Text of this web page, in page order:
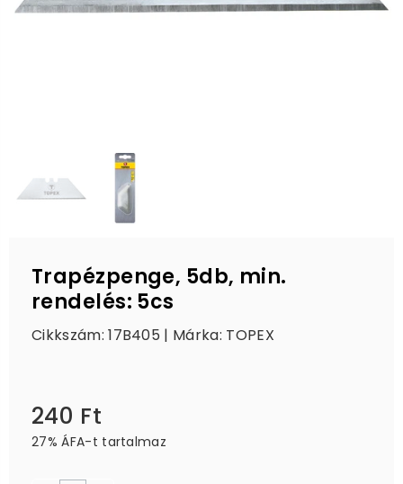
Trapézpenge, 5db, min.
rendelés: 5cs
Cikkszám: 17B405 | Márka: TOPEX
Ár
240 Ft
27% ÁFA-t tartalmaz